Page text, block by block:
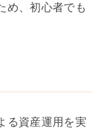
め、初心者でも
る資産運用を実